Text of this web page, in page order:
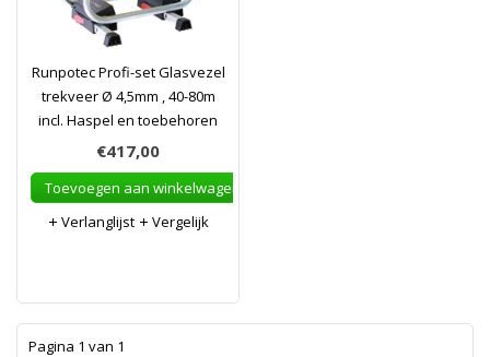
Runpotec Profi-set Glasvezel
trekveer Ø 4,5mm , 40-80m
incl. Haspel en toebehoren
€417,00
Toevoegen aan winkelwagen
Verlanglijst
Vergelijk
Pagina 1 van 1